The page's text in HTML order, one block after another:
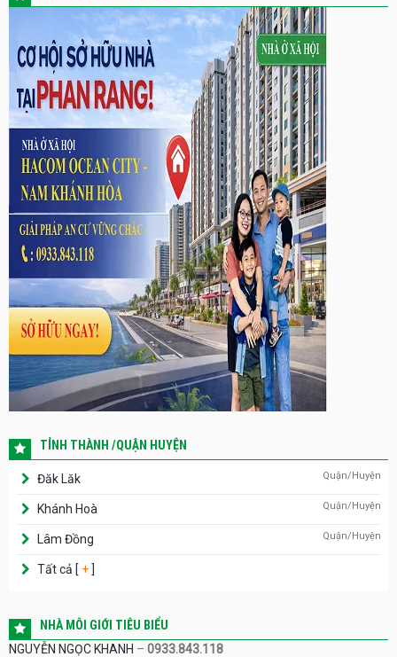
TỈNH THÀNH /QUẬN HUYỆN
Đăk Lăk Quận/Huyện
Khánh Hoà Quận/Huyện
Lâm Đồng Quận/Huyện
Tất cả [ +]
NHÀ MÔI GIỚI TIÊU BIỂU
NGUYỄN NGỌC KHANH – 0933.843.118